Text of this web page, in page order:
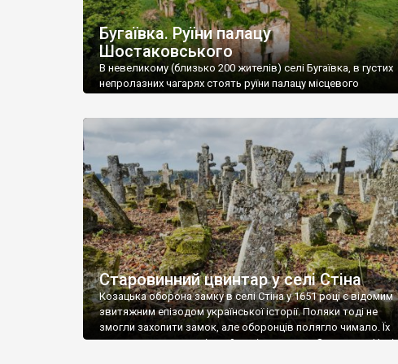
Бугаївка. Руїни палацу
Шостаковського
В невеликому (близько 200 жителів) селі Бугаївка, в густих
непролазних чагарях стоять руїни палацу місцевого
потім клуб, ще пізніше – гуртожиток. У 60-х роках минулого
століття тут розмістили туберкульозну лікарню. Коли із
палацу виїхала лікарня – ми точно не […]
Старовинний цвинтар у селі Стіна
Козацька оборона замку в селі Стіна у 1651 році є відомим
звитяжним епізодом української історії. Поляки тоді не
змогли захопити замок, але оборонців полягло чимало. Їх
поховали на цвинтарі, який тоді називався Замковим. Нині